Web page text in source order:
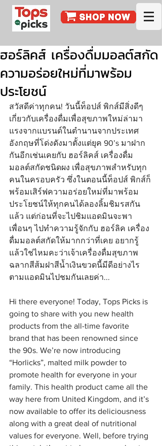
ฮอร์ลิคส์ เครื่องดื่มมอลต์สกัด
ความอร่อยใหม่ที่มาพร้อม
ประโยชน์
สวัสดีค่าทุกคน! วันนี้ท็อปส์ พิกส์มีสิ่งดีๆ
เกี่ยวกับเครื่องดื่มเพื่อสุขภาพใหม่ล่ามา
แรงจากแบรนด์ในตำนานจากประเทศ
อังกฤษที่โด่งดังมาตั้งแต่ยุค 90’s มาฝาก
กันอีกเช่นเคยกับ ฮอร์ลิคส์ เครื่องดื่ม
มอลต์สกัดชนิดผง เพื่อสุขภาพสำหรับทุก
คนในครอบครัว ซึ่งในตอนนี้ท็อปส์ พิกส์ก็
พร้อมเสิร์ฟความอร่อยใหม่ที่มาพร้อม
ประโยชน์ให้ทุกคนได้ลองลิ้มชิมรสกัน
แล้ว แต่ก่อนที่จะไปชิมแอดมินจะพา
เพื่อนๆ ไปทำความรู้จักกับ ฮอร์ลิค เครื่อง
ดื่มมอลต์สกัดให้มากกว่าที่เคย อยากรู้
แล้วใช่ไหมคะว่าเจ้าเครื่องดื่มสุขภาพ
ฉลากสีส้มฝาสีน้ำเงินขวดนี้มีดีอย่างไร
ตามแอดมินไปชมกันเลยค่า...
Hi there everyone! Today, Tops Picks is
going to share with you new health
products from the all-time favorite
brand that has been renowned since
the 90s. We’re now introducing
“Horlicks”, malted milk powder to
promote health for everyone in your
family. This health product came all the
way here from United Kingdom, and it’s
now available to offer its deliciousness
along with a great deal of nutritional
values for everyone. Well, before trying